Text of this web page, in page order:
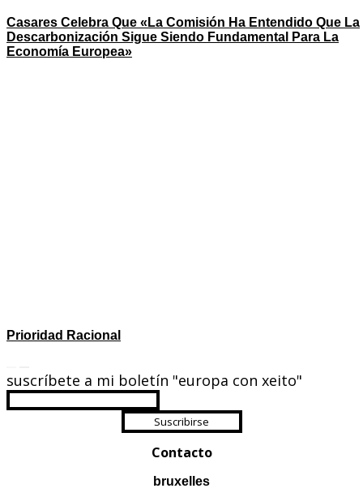
Casares Celebra Que «la Comisión Ha Entendido Que La
Descarbonización Sigue Siendo Fundamental Para La
Economía Europea»
Prioridad Racional
suscríbete a mi boletín "europa con xeito"
Suscribirse
Contacto
bruxelles